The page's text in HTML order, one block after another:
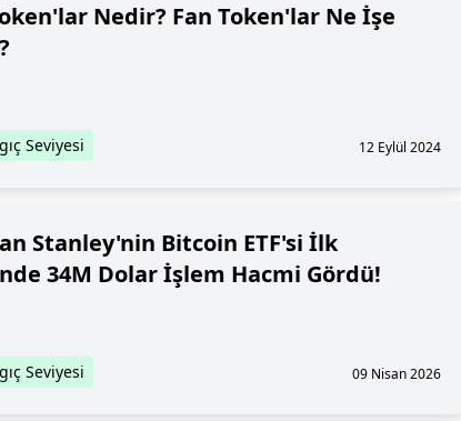
Nedir? Fan Token'lar Ne İşe
Seviyesi 12 Eylül 2024
Stanley'nin Bitcoin ETF'si İlk
34M Dolar İşlem Hacmi Gördü!
Seviyesi 09 Nisan 2026